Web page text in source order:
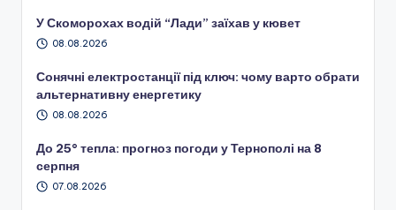
У Скоморохах водій “Лади” заїхав у кювет
08.08.2026
Сонячні електростанції під ключ: чому варто обрати
альтернативну енергетику
08.08.2026
До 25° тепла: прогноз погоди у Тернополі на 8
серпня
07.08.2026